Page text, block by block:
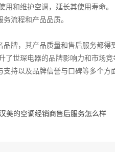
和维护空调，延长其使用寿命。
流程和产品品质。
牌，其产品质量和售后服务都得
世琛电器的品牌影响力和市场竞
持以及品牌信誉与口碑等多个方
美的空调经销商售后服务怎么样